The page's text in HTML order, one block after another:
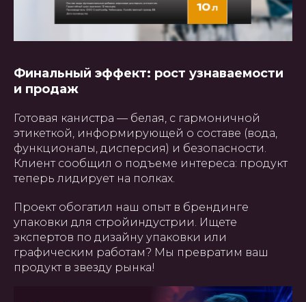
Финальный эффект: рост узнаваемости
и продаж
Готовая канистра — белая, с гармоничной
этикеткой, информирующей о составе (вода,
функционалы, дисперсия) и безопасности.
Клиент сообщил о подъеме интереса: продукт
теперь лидирует на полках.
Проект обогатил наш опыт в брендинге
упаковки для стройиндустрии. Ищете
экспертов по дизайну упаковки или
графическим работам? Мы превратим ваш
продукт в звезду рынка!
продвижение сайтов в Узбекистане
ГЛАВНАЯ О НАС УПАКОВКА
ПОЛИГРАФИЯ
БАННЕРЫ
INSTAGRAM ПРЕЗЕНТАЦИИ САЙТЫ
ПОЛЬЗОВАТЕЛЬСКОЕ
СОГЛАШЕНИЕ